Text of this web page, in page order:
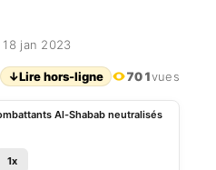
jan 2023
↓Lire hors-ligne 701vues
Al-Shabab neutralisés
1x